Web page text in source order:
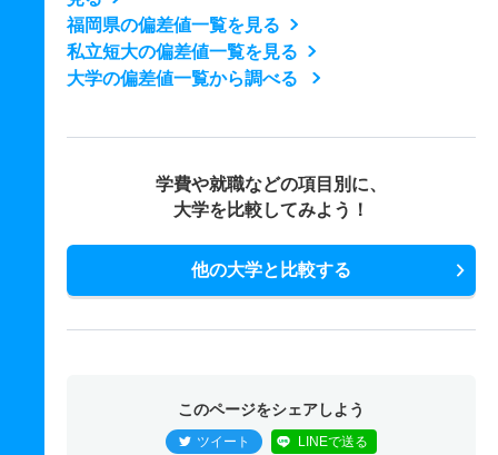
福岡県の偏差値一覧を見る
私立短大の偏差値一覧を見る
大学の偏差値一覧から調べる
学費や就職などの項目別に、
大学を比較してみよう！
他の大学と比較する
このページをシェアしよう
ツイート LINEで送る